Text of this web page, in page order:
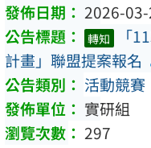
2026-
轉知
「
計畫」聯盟提案報名
活動競賽
實研組
297